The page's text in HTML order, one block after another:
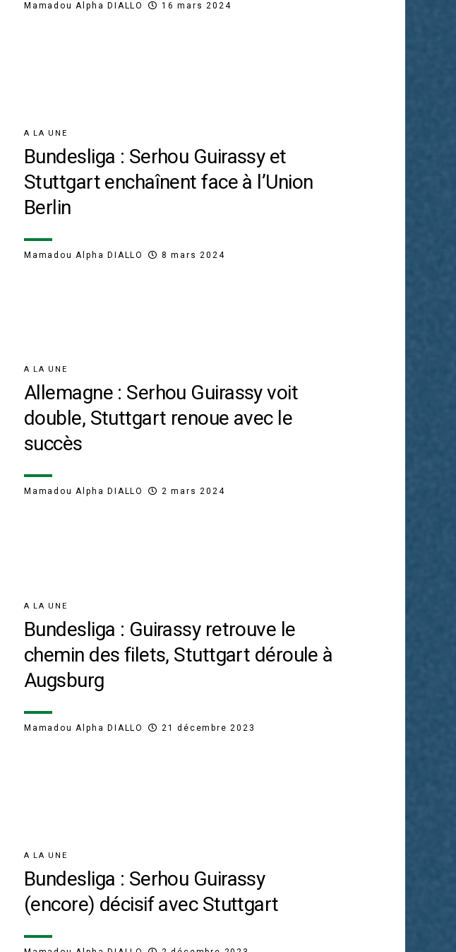
Mamadou Alpha DIALLO 16 mars 2024
A LA UNE
Bundesliga : Serhou Guirassy et
Stuttgart enchaînent face à l’Union
Berlin
Mamadou Alpha DIALLO 8 mars 2024
A LA UNE
Allemagne : Serhou Guirassy voit
double, Stuttgart renoue avec le
succès
Mamadou Alpha DIALLO 2 mars 2024
A LA UNE
Bundesliga : Guirassy retrouve le
chemin des filets, Stuttgart déroule à
Augsburg
Mamadou Alpha DIALLO 21 décembre 2023
A LA UNE
Bundesliga : Serhou Guirassy
(encore) décisif avec Stuttgart